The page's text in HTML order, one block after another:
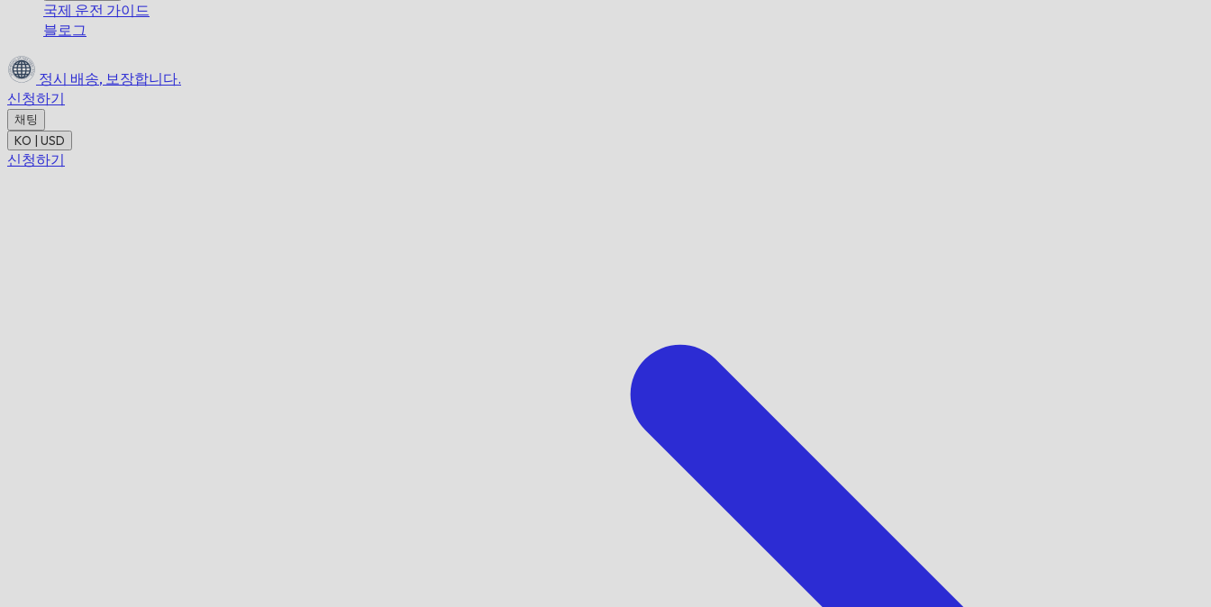
국제 운전 가이드
블로그
정시 배송, 보장합니다.
신청하기
채팅
KO | USD
신청하기